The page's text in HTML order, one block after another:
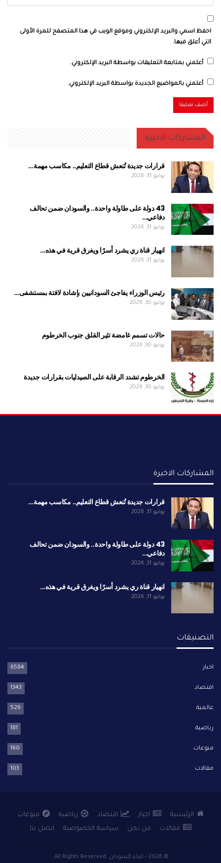
احفظ اسمي والبريد الإلكتروني وموقع الويب في هذا المتصفح للمرة الأولى
التي أعلق فيها.
أعلمني بمتابعة التعليقات بواسطة البريد الإلكتروني.
أعلمني بالمواضيع الجديدة بواسطة البريد الإلكتروني.
المشاركات الاخيرة
قرارات جديدة تُنعش قطاع التعليم.. مكاسب مهمة…
يوليو 31, 2026
43 دولة على طاولة واحدة.. والسودان ضمن تحالف
دفاعي…
يوليو 31, 2026
انهيار قناة ري يشرد أسرًا ويغرق قرية في هذه…
يوليو 31, 2026
رئيس الوزراء يفاجئ السودانيين بإشادة لافتة بمستشفى…
يوليو 30, 2026
حالات تسمم غامضة تثير القلق جنوب الخرطوم
يوليو 30, 2026
الخرطوم تشدد الرقابة على الصيدليات بقرارات جديدة
يوليو 30, 2026
المشاركات الاخيرة
قرارات جديدة تُنعش قطاع التعليم.. مكاسب مهمة…
يوليو 31, 2026
43 دولة على طاولة واحدة.. والسودان ضمن تحالف
دفاعي…
يوليو 31, 2026
انهيار قناة ري يشرد أسرًا ويغرق قرية في هذه…
يوليو 31, 2026
التصنيفات
اخبار 6584
اقتصاد 1343
عالمية 526
رياضية 181
منوعات 160
مقالات 103
الرئيسية اخبار اقتصاد رياضية
منوعات
مقالات
من نحن سياسة الخصوصية اتصل بنا
© 2026 - انباء السودان. All Rights Reserved.